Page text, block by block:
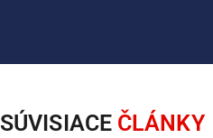
SÚVISIACE ČLÁNKY